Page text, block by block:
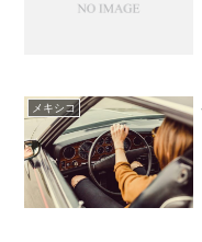
メキシコ